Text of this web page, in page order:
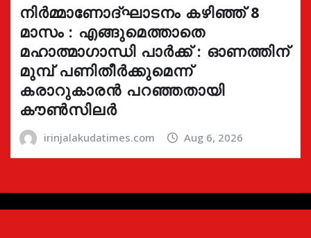
നിർമ്മാണോദ്ഘാടനം കഴിഞ്ഞ് 8
മാസം : എങ്ങുമെത്താതെ
മഹാത്മാഗാന്ധി പാർക്ക് : ഓണത്തിന്
മുമ്പ് പണിതീർക്കുമെന്ന്
കരാറുകാരൻ പറഞ്ഞതായി
കൗൺസിലർ
irinjalakudatimes.com Aug 6, 2026